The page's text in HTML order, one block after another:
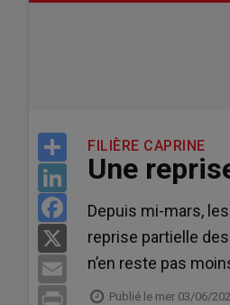
Share
LinkedIn
Facebook
Email
Print
FILIÈRE CAPRINE
Une
Depuis mi-mars,
reprise partielle
n’en reste pas
Publié le mer 03/06/